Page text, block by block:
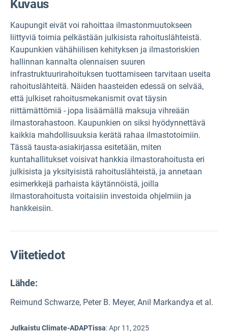
Kuvaus
Kaupungit eivät voi rahoittaa ilmastonmuutokseen
liittyviä toimia pelkästään julkisista rahoituslähteistä.
Kaupunkien vähähiilisen kehityksen ja ilmastoriskien
hallinnan kannalta olennaisen suuren
infrastruktuurirahoituksen tuottamiseen tarvitaan useita
rahoituslähteitä. Näiden haasteiden edessä on selvää,
että julkiset rahoitusmekanismit ovat täysin
riittämättömiä - jopa lisäämällä maksuja vihreään
ilmastorahastoon. Kaupunkien on siksi hyödynnettävä
kaikkia mahdollisuuksia kerätä rahaa ilmastotoimiin.
Tässä tausta-asiakirjassa esitetään, miten
kuntahallitukset voisivat hankkia ilmastorahoitusta eri
julkisista ja yksityisistä rahoituslähteistä, ja annetaan
esimerkkejä parhaista käytännöistä, joilla
ilmastorahoitusta voitaisiin investoida ohjelmiin ja
hankkeisiin.
Viitetiedot
Lähde:
Reimund Schwarze, Peter B. Meyer, Anil Markandya et al.
Julkaistu Climate-ADAPTissa:Apr 11, 2025